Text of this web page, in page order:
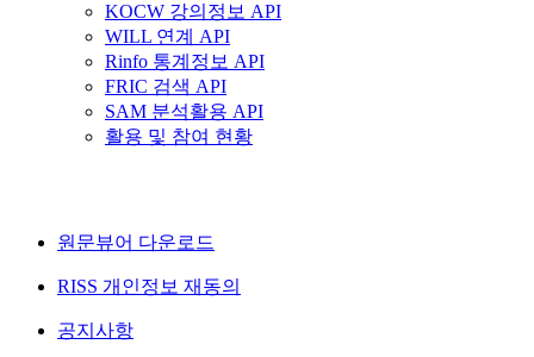
KOCW 강의정보 API
WILL 연계 API
Rinfo 통계정보 API
FRIC 검색 API
SAM 분석활용 API
활용 및 참여 현황
원문뷰어 다운로드
RISS 개인정보 재동의
공지사항